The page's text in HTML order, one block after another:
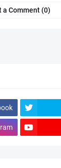
a Comment (0)